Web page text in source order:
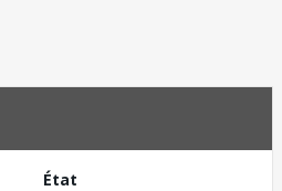
État